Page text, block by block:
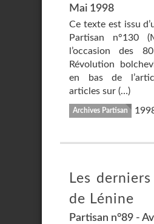
Mai 1998
Ce texte est issu
Partisan n°130
l’occasion des
Révolution
en bas de
articles sur (…)
Archives Partisan
Les
de Lénine
Partisan n°89 -